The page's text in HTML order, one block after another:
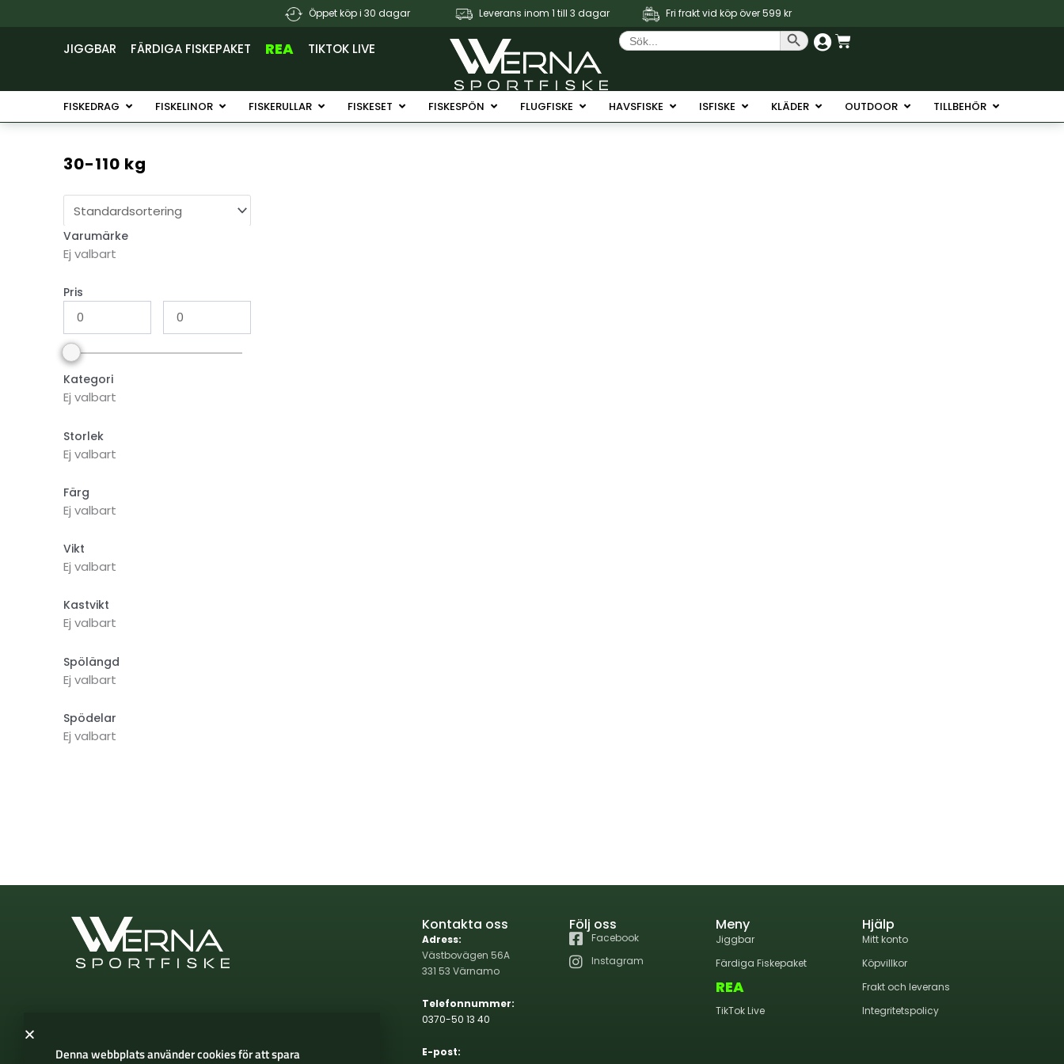
Öppet köp i 30 dagar Leverans inom 1 till 3 dagar Fri frakt vid köp över 599 kr
JIGGBAR FÄRDIGA FISKEPAKET REA TIKTOK LIVE
Sök
efter:
Sökknapp Varukorg
FISKEDRAG Öppna Fiskedrag
FISKELINOR Öppna Fiskelinor
FISKERULLAR Öppna Fiskerullar
FISKESET Öppna Fiskeset
FISKESPÖN Öppna Fiskespön
FLUGFISKE Öppna Flugfiske
HAVSFISKE Öppna Havsfiske
ISFISKE Öppna Isfiske
KLÄDER Öppna Kläder
OUTDOOR Öppna Outdoor
TILLBEHÖR Öppna
30-110 kg
Varumärke
Ej valbart
Pris
Kategori
Ej valbart
Storlek
Ej valbart
Färg
Ej valbart
Vikt
Ej valbart
Kastvikt
Ej valbart
Spölängd
Ej valbart
Spödelar
Ej valbart
Kontakta oss
Adress:
Västbovägen 56A
331 53 Värnamo
Telefonnummer:
0370-50 13 40
E-post:
Följ oss
Facebook
Instagram
Meny
Jiggbar
Färdiga Fiskepaket
REA
TikTok Live
Hjälp
Mitt konto
Köpvillkor
Frakt och leverans
Integritetspolicy
Denna webbplats använder cookies för att spara